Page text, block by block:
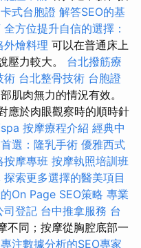
式台胞證 解答SEO的基
全方位提升自信的選擇：
外燴料理 可以在普通床上
壓力較大。 台北撥筋療
術 台北整骨技術 台胞證
肌肉無力的情況有效。
應於肉眼觀察時的順時針
按摩療程介紹 經典中
選：隆乳手術 優雅西式
按摩專班 按摩執照培訓班
探索更多選擇的醫美項目
On Page SEO策略 專業
司登記 台中推拿服務 台
不同；按摩從胸腔底部一
專注數據分析的SEO專家